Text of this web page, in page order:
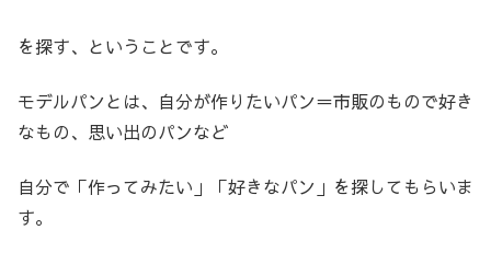
を探す、ということです。
モデルパンとは、自分が作りたいパン＝市販のもので好き
なもの、思い出のパンなど
自分で「作ってみたい」「好きなパン」を探してもらいま
す。